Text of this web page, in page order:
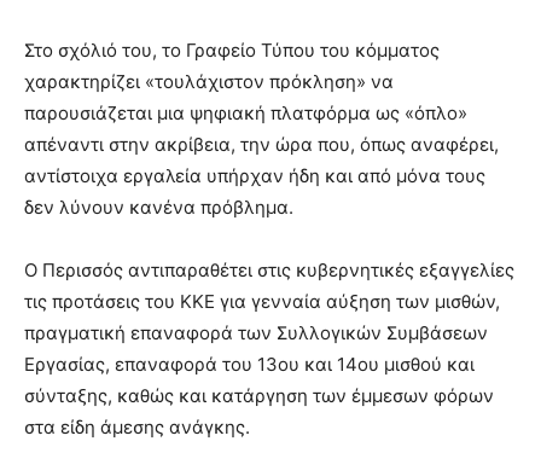
Στο σχόλιό του, το Γραφείο Τύπου του κόμματος
χαρακτηρίζει «τουλάχιστον πρόκληση» να
παρουσιάζεται μια ψηφιακή πλατφόρμα ως «όπλο»
απέναντι στην ακρίβεια, την ώρα που, όπως αναφέρει,
αντίστοιχα εργαλεία υπήρχαν ήδη και από μόνα τους
δεν λύνουν κανένα πρόβλημα.
Ο Περισσός αντιπαραθέτει στις κυβερνητικές εξαγγελίες
τις προτάσεις του ΚΚΕ για γενναία αύξηση των μισθών,
πραγματική επαναφορά των Συλλογικών Συμβάσεων
Εργασίας, επαναφορά του 13ου και 14ου μισθού και
σύνταξης, καθώς και κατάργηση των έμμεσων φόρων
στα είδη άμεσης ανάγκης.